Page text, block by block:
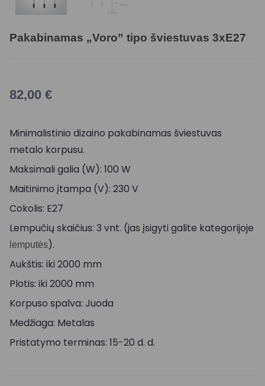
Pakabinamas „Voro” tipo šviestuvas 3xE27
82,00 €
Minimalistinio dizaino pakabinamas šviestuvas
metalo korpusu.
Maksimali galia (W): 100 W
Maitinimo įtampa (V): 230 V
Cokolis: E27
Lempučių skaičius: 3 vnt. (jas įsigyti galite kategorijoje
lemputės).
Aukštis: iki 2000 mm
Plotis: iki 2000 mm
Korpuso spalva: Juoda
Medžiaga: Metalas
Pristatymo terminas: 15-20 d. d.